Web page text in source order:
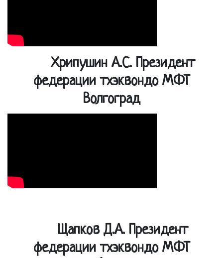
Хрипушин А.С. Президент
федерации тхэквондо МФТ
Волгоград
Щапков Д.А. Президент
федерации тхэквондо МФТ